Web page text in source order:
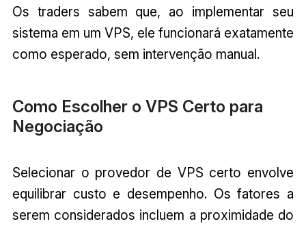
Os traders sabem que, ao implementar seu
sistema em um VPS, ele funcionará exatamente
como esperado, sem intervenção manual.
Como Escolher o VPS Certo para
Negociação
Selecionar o provedor de VPS certo envolve
equilibrar custo e desempenho. Os fatores a
serem considerados incluem a proximidade do